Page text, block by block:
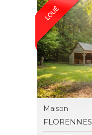
Maison
FLORENNES